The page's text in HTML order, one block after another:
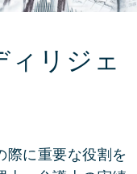
IPスペシ
ィリジェ
際に重要な役割を